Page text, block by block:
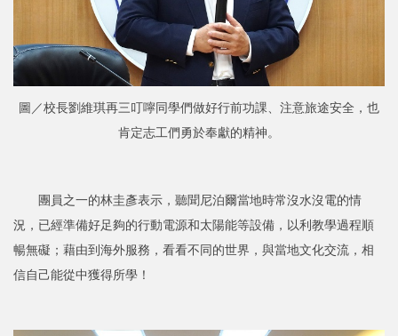
圖／校長劉維琪再三叮嚀同學們做好行前功課、注意旅途安全，也
肯定志工們勇於奉獻的精神。
團員之一的林圭彥表示，聽聞尼泊爾當地時常沒水沒電的情
況，已經準備好足夠的行動電源和太陽能等設備，以利教學過程順
暢無礙；藉由到海外服務，看看不同的世界，與當地文化交流，相
信自己能從中獲得所學！